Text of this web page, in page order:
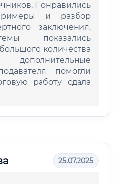
Понравились
и разбор
заключения.
показались
количества
помогли
работу сдала
25.07.2025